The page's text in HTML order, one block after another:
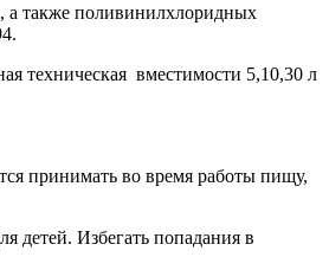
а также поливинилхлоридных
техническая вместимости 5,10,30 л
принимать во время работы пищу,
детей. Избегать попадания в